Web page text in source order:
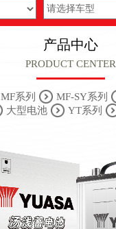
产品中心
PRODUCT CENTER
MF系列 MF-SY系列
大型电池 YT系列